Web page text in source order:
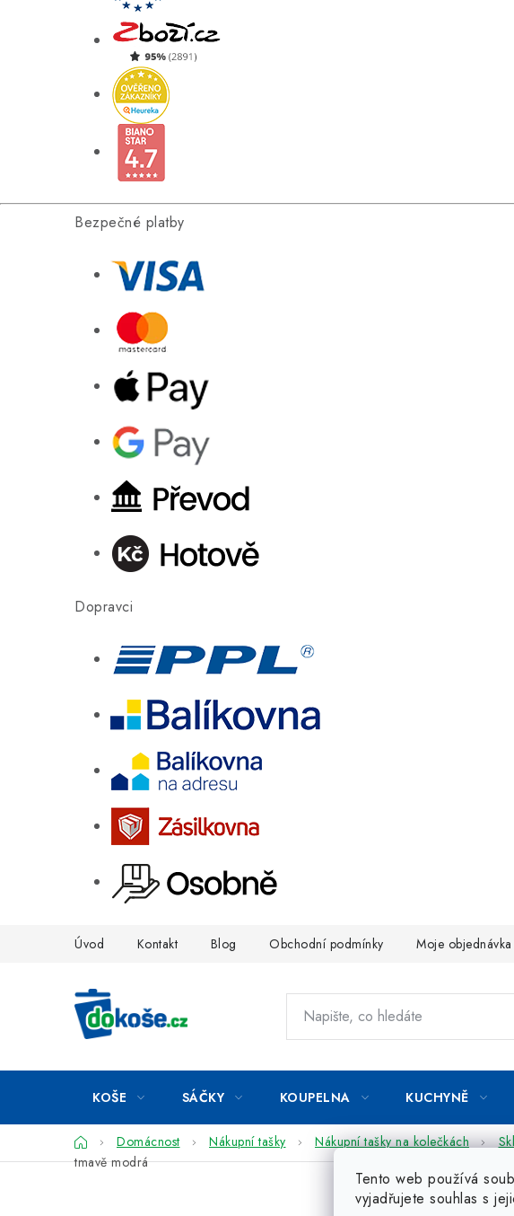
Bezpečné platby
Dopravci
Tento web používá
vyjadřujete souhlas s
Úvod Kontakt Blog Obchodní podmínky Moje objednávka
KOŠE SÁČKY KOUPELNA KUCHYNĚ
DomůDomácnost Nákupní tašky Nákupní tašky na kolečkách
tmavě modrá